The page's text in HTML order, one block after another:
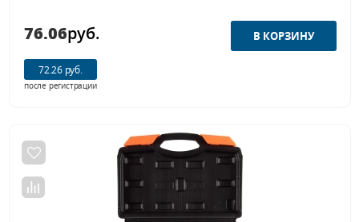
76.06руб.
72.26 руб.
после регистрации